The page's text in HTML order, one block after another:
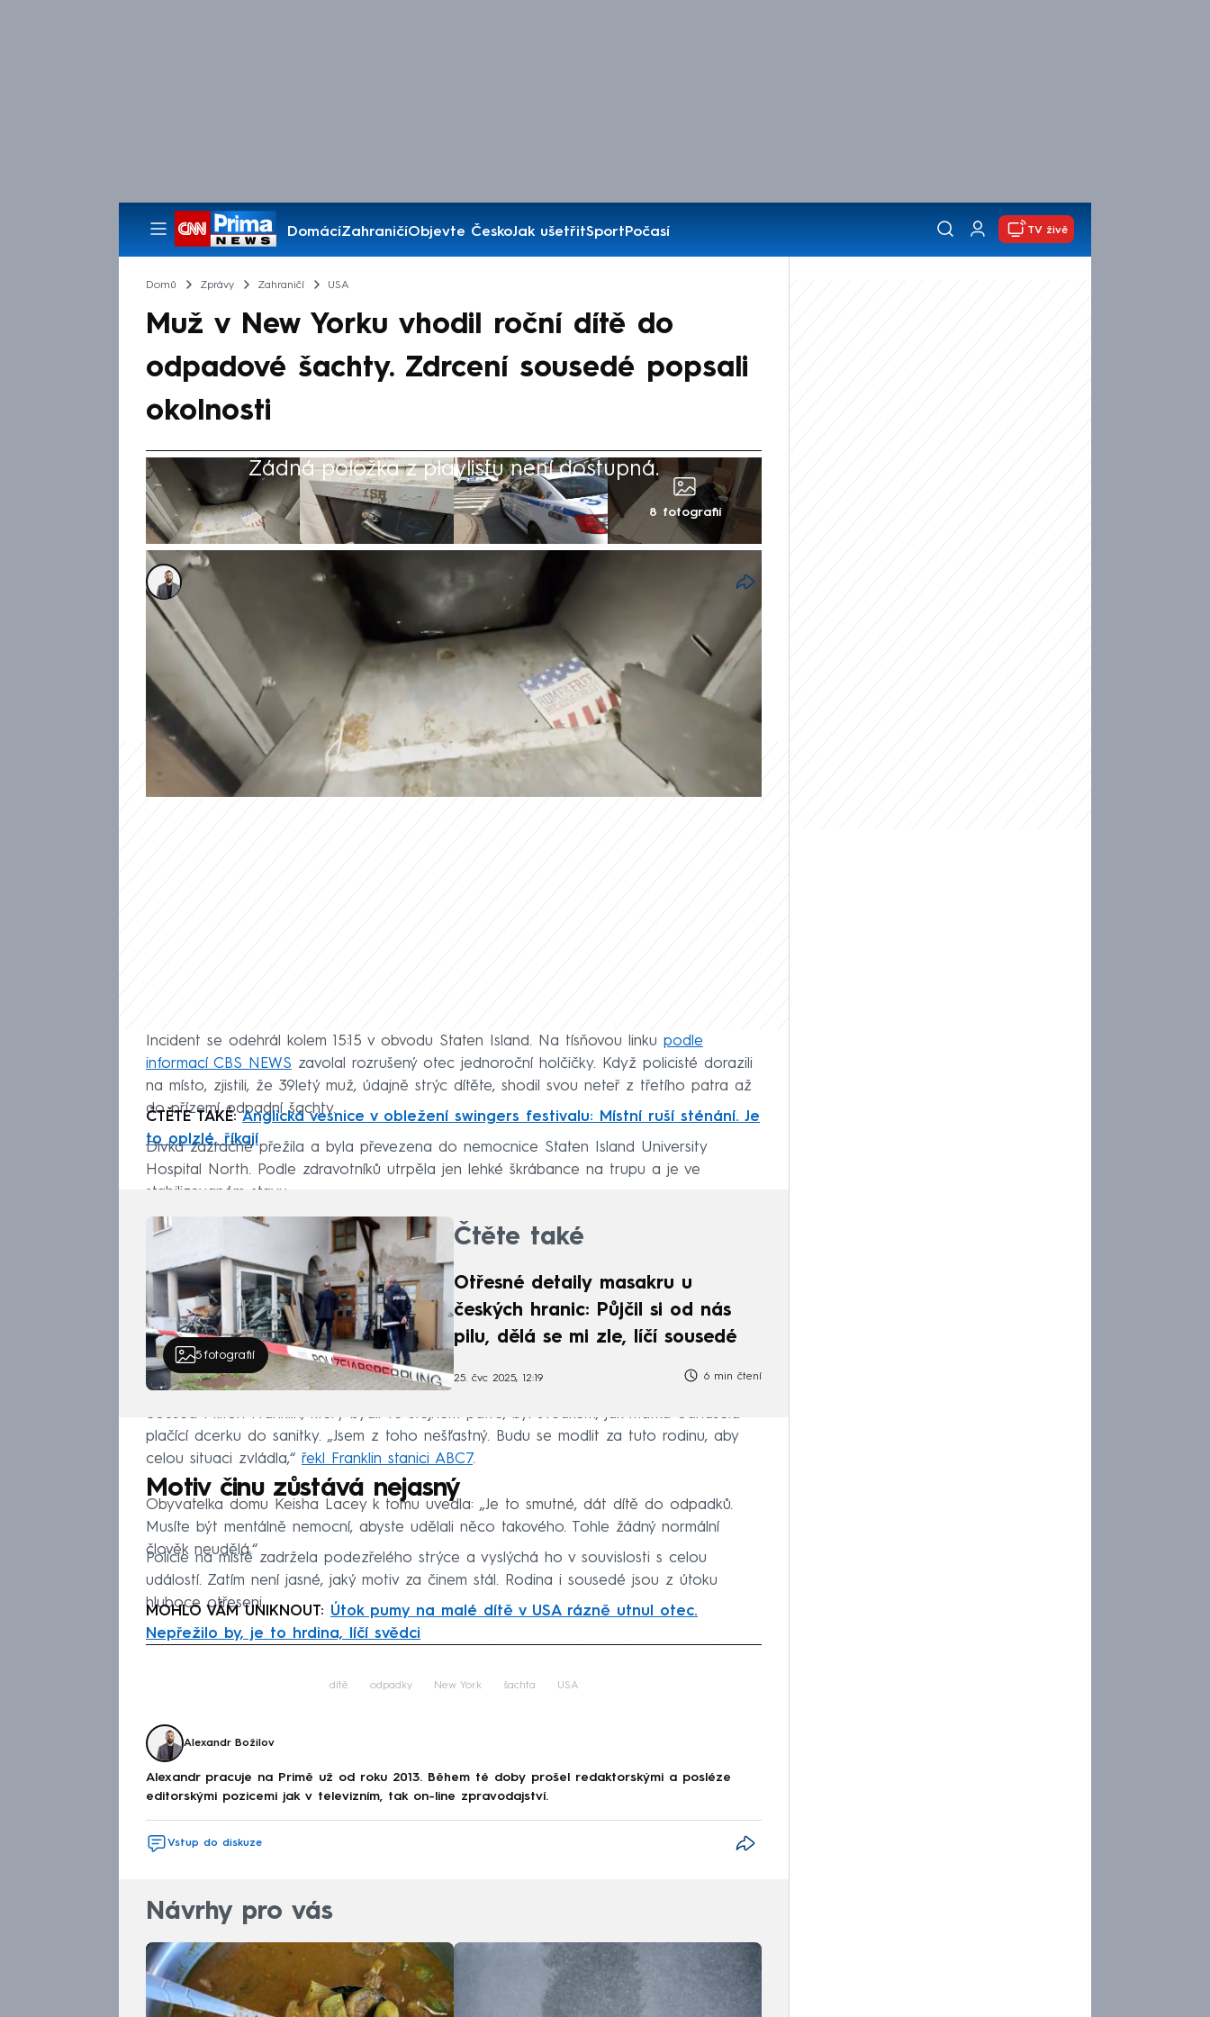
DomácíZahraničíObjevte ČeskoJak ušetřitSportPočasí
Pořady
TV živě
Domů Zprávy Zahraničí USA
Muž v New Yorku vhodil roční dítě do
odpadové šachty. Zdrcení sousedé popsali
okolnosti
Žádná položka z playlistu není dostupná.
8 fotografií
Alexandr Božilov
26. čvc 2025, 07:04
Šokující případ řeší policisté v americkém New Yorku. Jednoroční
holčička byla v pondělí odpoledne převezena do nemocnice poté, co ji
podle policie její strýc vhodil do odpadní šachty v bytovém domě. Dítě
jako zázrakem přežilo jen s lehkými zraněními.
Incident se odehrál kolem 15:15 v obvodu Staten Island. Na tísňovou linku podle
informací CBS NEWS zavolal rozrušený otec jednoroční holčičky. Když policisté dorazili
na místo, zjistili, že 39letý muž, údajně strýc dítěte, shodil svou neteř z třetího patra až
do přízemí odpadní šachty.
ČTĚTE TAKÉ:Anglická vesnice v obležení swingers festivalu: Místní ruší sténání. Je
to oplzlé, říkají
Dívka zázračně přežila a byla převezena do nemocnice Staten Island University
Hospital North. Podle zdravotníků utrpěla jen lehké škrábance na trupu a je ve
stabilizovaném stavu.
5fotografií
Čtěte také
Otřesné detaily masakru u
českých hranic: Půjčil si od nás
pilu, dělá se mi zle, líčí sousedé
25. čvc 2025, 12:19 6 min čtení
Soused Milton Franklin, který bydlí ve stejném patře, byl svědkem, jak matka odnášela
plačící dcerku do sanitky. „Jsem z toho nešťastný. Budu se modlit za tuto rodinu, aby
celou situaci zvládla,“ řekl Franklin stanici ABC7.
Motiv činu zůstává nejasný
Obyvatelka domu Keisha Lacey k tomu uvedla: „Je to smutné, dát dítě do odpadků.
Musíte být mentálně nemocní, abyste udělali něco takového. Tohle žádný normální
člověk neudělá.“
Policie na místě zadržela podezřelého strýce a vyslýchá ho v souvislosti s celou
událostí. Zatím není jasné, jaký motiv za činem stál. Rodina i sousedé jsou z útoku
hluboce otřeseni.
MOHLO VÁM UNIKNOUT: Útok pumy na malé dítě v USA rázně utnul otec.
Nepřežilo by, je to hrdina, líčí svědci
dítě odpadky New York šachta USA
Alexandr Božilov
Alexandr pracuje na Primě už od roku 2013. Během té doby prošel redaktorskými a posléze
editorskými pozicemi jak v televizním, tak on-line zpravodajství.
Vstup do diskuze
Návrhy pro vás